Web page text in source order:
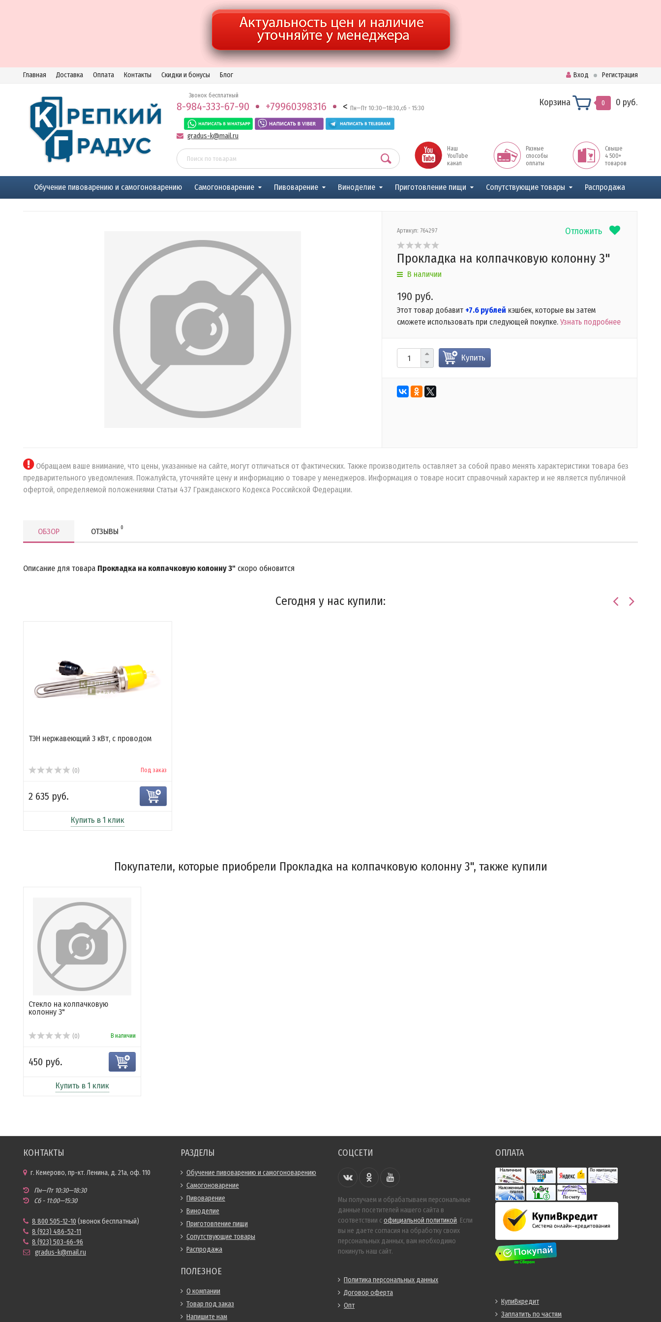
Главная Доставка Оплата Контакты Скидки и бонусы Блог Вход Регистрация
8-984-333-67-90 +79960398316 <
Звонок бесплатный
Пн—Пт 10:30—18:30,сб - 15:30
gradus-k@mail.ru
Корзина 0 0 руб.
Наш
YouTube
канал
Разные
способы
оплаты
Свыше
4 500+
товаров
Обучение пивоварению и самогоноварению Самогоноварение Пивоварение Виноделие Приготовление пищи Сопутствующие товары Распродажа
Отложить
Артикул: 764297
Прокладка на колпачковую колонну 3"
В наличии
190 руб.
Этот товар добавит +7.6 рублей кэшбек, которые вы затем
сможете использовать при следующей покупке. Узнать подробнее
Купить
Обращаем ваше внимание, что цены, указанные на сайте, могут отличаться от фактических. Также производитель оставляет за собой право менять характеристики товара без
предварительного уведомления. Пожалуйста, уточняйте цену и информацию о товаре у менеджеров. Информация о товаре носит справочный характер и не является публичной
офертой, определяемой положениями Статьи 437 Гражданского Кодекса Российской Федерации.
ОБЗОР ОТЗЫВЫ 0
Описание для товара Прокладка на колпачковую колонну 3" скоро обновится
Сегодня у нас купили:
ТЭН нержавеющий 3 кВт, с проводом
(0) Под заказ
2 635 руб.
Купить в 1 клик
Покупатели, которые приобрели Прокладка на колпачковую колонну 3", также купили
Стекло на колпачковую
колонну 3"
(0) В наличии
450 руб.
Купить в 1 клик
КОНТАКТЫ
г. Кемерово, пр-кт. Ленина, д. 21а, оф. 110
Пн—Пт 10:30—18:30
Сб - 11:00—15:30
8 800 505-12-10 (звонок бесплатный)
8 (923) 486-52-11
8 (923) 503-66-96
gradus-k@mail.ru
РАЗДЕЛЫ
Обучение пивоварению и самогоноварению
Самогоноварение
Пивоварение
Виноделие
Приготовление пищи
Сопутствующие товары
Распродажа
ПОЛЕЗНОЕ
О компании
Товар под заказ
Напишите нам
СОЦСЕТИ
Мы получаем и обрабатываем персональные
данные посетителей нашего сайта в
соответствии с официальной политикой. Если
вы не даете согласия на обработку своих
персональных данных, вам необходимо
покинуть наш сайт.
Политика персональных данных
Договор оферта
Опт
ОПЛАТА
КупиВкредит
Заплатить по частям